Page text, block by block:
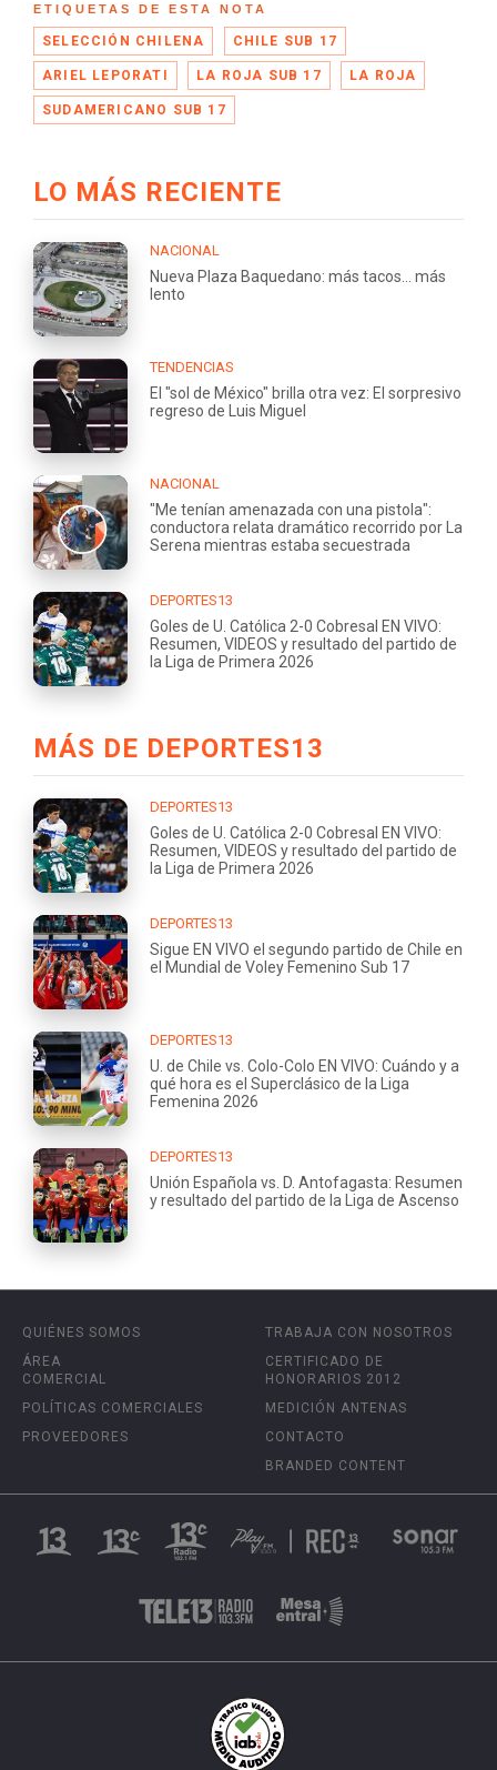
ETIQUETAS DE ESTA NOTA
SELECCIÓN CHILENA CHILE SUB 17
ARIEL LEPORATI LA ROJA SUB 17 LA ROJA
SUDAMERICANO SUB 17
LO MÁS RECIENTE
NACIONAL
Nueva Plaza Baquedano: más tacos... más
lento
TENDENCIAS
El "sol de México" brilla otra vez: El sorpresivo
regreso de Luis Miguel
NACIONAL
"Me tenían amenazada con una pistola":
conductora relata dramático recorrido por La
Serena mientras estaba secuestrada
DEPORTES13
Goles de U. Católica 2-0 Cobresal EN VIVO:
Resumen, VIDEOS y resultado del partido de
la Liga de Primera 2026
MÁS DE DEPORTES13
DEPORTES13
Goles de U. Católica 2-0 Cobresal EN VIVO:
Resumen, VIDEOS y resultado del partido de
la Liga de Primera 2026
DEPORTES13
Sigue EN VIVO el segundo partido de Chile en
el Mundial de Voley Femenino Sub 17
DEPORTES13
U. de Chile vs. Colo-Colo EN VIVO: Cuándo y a
qué hora es el Superclásico de la Liga
Femenina 2026
DEPORTES13
Unión Española vs. D. Antofagasta: Resumen
y resultado del partido de la Liga de Ascenso
QUIÉNES SOMOS
ÁREA
COMERCIAL
POLÍTICAS COMERCIALES
PROVEEDORES
TRABAJA CON NOSOTROS
CERTIFICADO DE
HONORARIOS 2012
MEDICIÓN ANTENAS
CONTACTO
BRANDED CONTENT